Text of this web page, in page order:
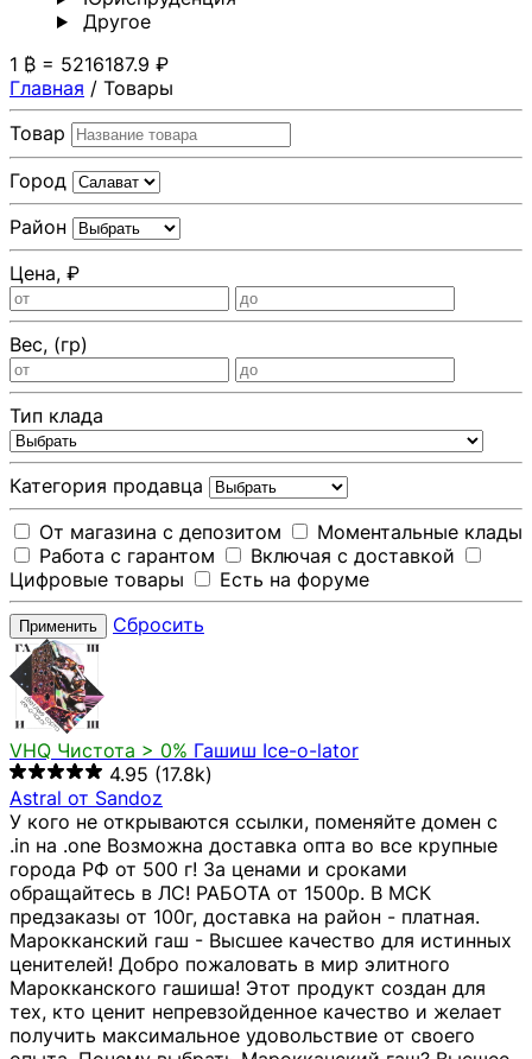
Другoе
1 ₿ = 5216187.9 ₽
Главная / Товары
Товар
Город
Район
Цена, ₽
Вес, (гр)
Тип клада
Категория продавца
От магазина с депозитом
Моментальные клады
Работа с гарантом
Включая с доставкой
Цифровые товары
Есть на форуме
Применить Сбросить
VHQ Чистота > 0% Гашиш Ice-o-lator
4.95 (17.8k)
Astral от Sandoz
У кого не открываются ссылки, поменяйте домен с
.in на .one Возможна доставка опта во все крупные
города РФ от 500 г! За ценами и сроками
обращайтесь в ЛС! РАБОТА от 1500р. В МСК
предзаказы от 100г, доставка на район - платная.
Марокканский гаш - Высшее качество для истинных
ценителей! Добро пожаловать в мир элитного
Марокканского гашиша! Этот продукт создан для
тех, кто ценит непревзойденное качество и желает
получить максимальное удовольствие от своего